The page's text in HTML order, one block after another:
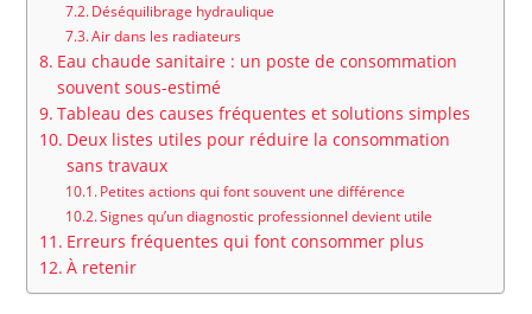
Déséquilibrage hydraulique
Air dans les radiateurs
Eau chaude sanitaire : un poste de consommation
souvent sous-estimé
Tableau des causes fréquentes et solutions simples
Deux listes utiles pour réduire la consommation
sans travaux
Petites actions qui font souvent une différence
Signes qu’un diagnostic professionnel devient utile
Erreurs fréquentes qui font consommer plus
À retenir